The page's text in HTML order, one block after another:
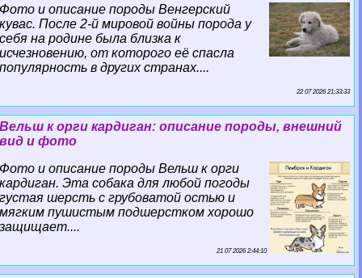
Фото и описание породы Венгерский
кувас. После 2-й мировой войны порода у
себя на родине была близка к
исчезновению, от которого её спасла
популярность в других странах....
22 07 2026 21:33:33
Вельш к opги кардиган: описание породы, внешний
вид и фото
Фото и описание породы Вельш к opги
кардиган. Эта собака для любой погоды
густая шерсть с грубоватой остью и
мягким пушистым подшерстком хорошо
защищает....
21 07 2026 2:44:10